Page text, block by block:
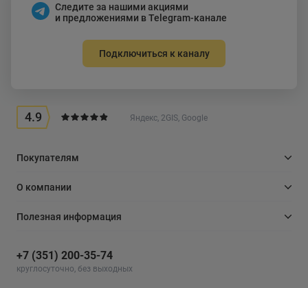
Следите за нашими акциями
и предложениями в Telegram-канале
Подключиться к каналу
4.9 Яндекс, 2GIS, Google
Покупателям
О компании
Полезная информация
+7 (351) 200-35-74
круглосуточно, без выходных